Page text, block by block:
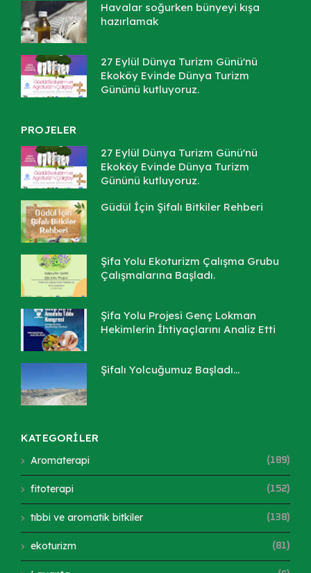
Havalar soğurken bünyeyi kışa
hazırlamak
27 Eylül Dünya Turizm Günü'nü
Ekoköy Evinde Dünya Turizm
Gününü kutluyoruz.
PROJELER
27 Eylül Dünya Turizm Günü'nü
Ekoköy Evinde Dünya Turizm
Gününü kutluyoruz.
Güdül İçin Şifalı Bitkiler Rehberi
Şifa Yolu Ekoturizm Çalışma Grubu
Çalışmalarına Başladı.
Şifa Yolu Projesi Genç Lokman
Hekimlerin İhtiyaçlarını Analiz Etti
Şifalı Yolcuğumuz Başladı...
KATEGORİLER
Aromaterapi (189)
fitoterapi (152)
tıbbi ve aromatik bitkiler (138)
ekoturizm (81)